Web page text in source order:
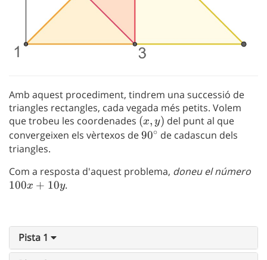
Amb aquest procediment, tindrem una successió de
triangles rectangles, cada vegada més petits. Volem
que trobeu les coordenades (x,y)
(x, y) del punt al que
convergeixen els vèrtexos de90^\circ
90∘ de cadascun dels
triangles.
Com a resposta d'aquest problema, doneu el número
100x + 10y.
Pista 1